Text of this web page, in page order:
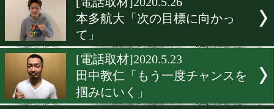
久田哲也は新たなツールで
ンを獲得
[電話取材]2020.5.30
石井渡士也「今すぐに日本
になれる」